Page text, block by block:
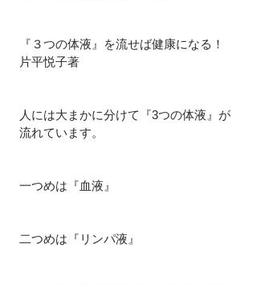
『３つの体液』を流せば健康になる！
片平悦子著
人には大まかに分けて『3つの体液』が
流れています。
一つめは『血液』
二つめは『リンパ液』